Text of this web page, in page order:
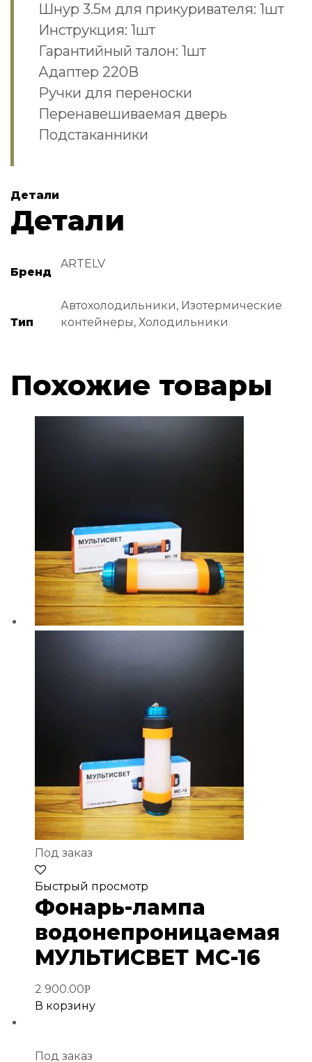
Шнур 3.5м для прикуривателя: 1шт
Инструкция: 1шт
Гарантийный талон: 1шт
Адаптер 220В
Ручки для переноски
Перенавешиваемая дверь
Подстаканники
Детали
Детали
Бренд
ARTELV
Тип
Автохолодильники, Изотермические
контейнеры, Холодильники
Похожие товары
Под заказ
в
избранное
Быстрый просмотр
Фонарь-лампа
водонепроницаемая
МУЛЬТИСВЕТ MC-16
2 900.00Р
В корзину
Под заказ